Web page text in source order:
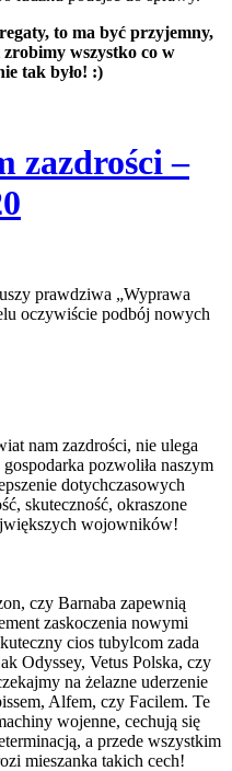
to ma być przyjemny,
wszystko co w
tak było! :)
zazdrości –
prawdziwa „Wyprawa
oczywiście podbój nowych
nam zazdrości, nie ulega
pozwoliła naszym
dotychczasowych
skuteczność, okraszone
wojowników!
czy Barnaba zapewnią
zaskoczenia nowymi
cios tubylcom zada
Odyssey, Vetus Polska, czy
na żelazne uderzenie
Alfem, czy Facilem. Te
wojenne, cechują się
a przede wszystkim
mieszanka takich cech!